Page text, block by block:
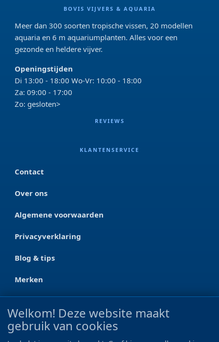
BOVIS VIJVERS & AQUARIA
Meer dan 300 soorten tropische vissen, 20 modellen
aquaria en 6 m aquariumplanten. Alles voor een
gezonde en heldere vijver.
Openingstijden
Di 13:00 - 18:00 Wo-Vr: 10:00 - 18:00
Za: 09:00 - 17:00
Zo: gesloten>
REVIEWS
KLANTENSERVICE
Contact
Over ons
Algemene voorwaarden
Privacyverklaring
Blog & tips
Merken
CONTACT
Ootmarsumseweg 125a
Welkom! Deze website maakt
gebruik van cookies